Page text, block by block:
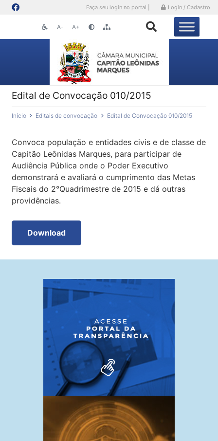
Faça seu login no portal | Login / Cadastro
A- A+
Edital de Convocação 010/2015
Início Editais de convocação Edital de Convocação 010/2015
Convoca população e entidades civis e de classe de
Capitão Leônidas Marques, para participar de
Audiência Pública onde o Poder Executivo
demonstrará e avaliará o cumprimento das Metas
Fiscais do 2°Quadrimestre de 2015 e dá outras
providências.
Download